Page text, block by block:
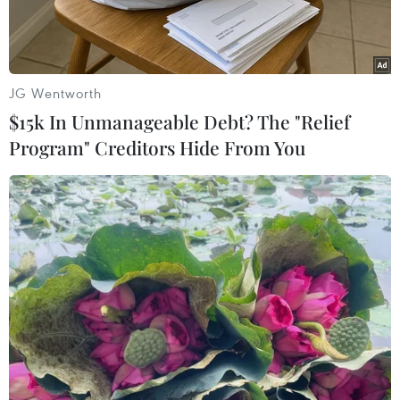
Binh sỹ Iraq làm nhiệm vụ trong chiến dịch chống IS tại al-
Shifaa, Mosul ngày 15/6. (Nguồn: AFP/TTXVN)
Theo phóng viên TTXVN tại Cairo, ngày 26/6,
một sỹ quan cấp cao thuộc Lực lượng Đặc
nhiệm Chống Khủng bố Iraq (CTS) thông báo,
các lực lượng an ninh của nước này đã giành
JG Wentworth
$15k In Unmanageable Debt? The "Relief
Program" Creditors Hide From You